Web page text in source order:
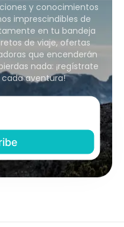
y conocimientos
imprescindibles de
en tu bandeja
de viaje, ofertas
que encenderán
nada: ¡regístrate
aventura!